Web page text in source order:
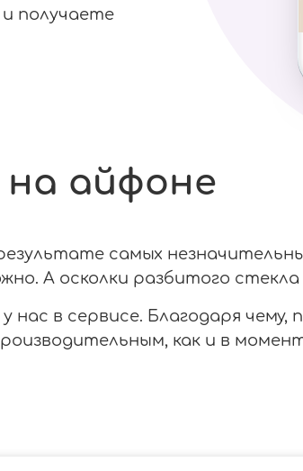
получаете
айфоне
самых
А осколки разбитого
в сервисе. Благодаря чему,
как и в